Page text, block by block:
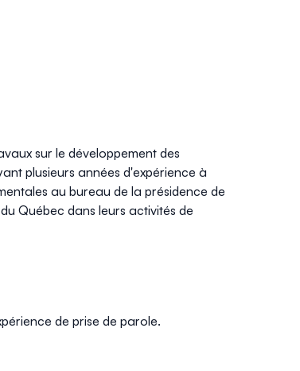
sur le développement des
plusieurs années d'expérience à
au bureau de la présidence de
Québec dans leurs activités de
de prise de parole.